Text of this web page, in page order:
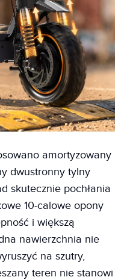
amortyzowany
dwustronny tylny
skutecznie pochłania
10-calowe opony
i większą
nawierzchnia nie
na szutry,
teren nie stanowi